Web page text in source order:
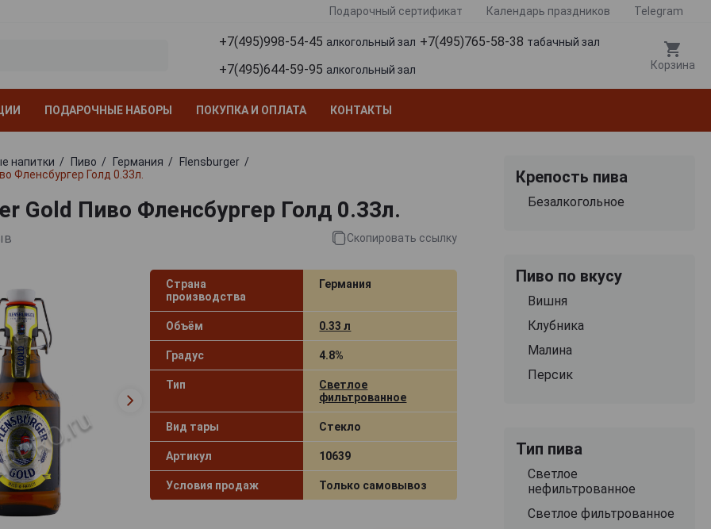
Подарочный сертификат Календарь праздников Telegram
+7(495)998-54-45 алкогольный зал +7(495)765-58-38 табачный зал
+7(495)644-59-95 алкогольный зал Корзина
ПОДАРОЧНЫЕ НАБОРЫ ПОКУПКА И ОПЛАТА КОНТАКТЫ
напитки Пиво Германия
Flensburger
Фленсбургер Голд 0.33л.
Gold Пиво Фленсбургер Голд 0.33л.
Скопировать ссылку
Страна
производства
Германия
Объём 0.33 л
Градус 4.8%
Тип
Светлое
фильтрованное
Вид тары Стекло
Артикул 10639
Условия продаж Только самовывоз
Крепость пива
Безалкогольное
Пиво по вкусу
Вишня
Клубника
Малина
Персик
Тип пива
Светлое
нефильтрованное
Светлое фильтрованное